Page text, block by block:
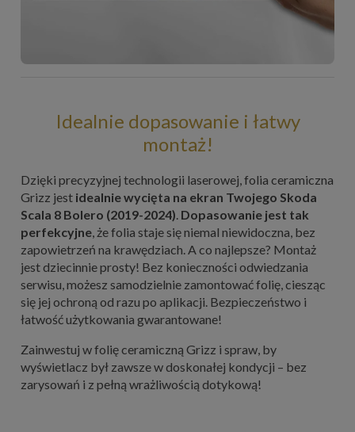
Idealnie dopasowanie i łatwy
montaż!
Dzięki precyzyjnej technologii laserowej, folia ceramiczna
Grizz jest idealnie wycięta na ekran Twojego Skoda
Scala 8 Bolero (2019-2024) Dopasowanie jest tak
perfekcyjne , że folia staje się niemal niewidoczna, bez
zapowietrzeń na krawędziach. A co najlepsze? Montaż
jest dziecinnie prosty! Bez konieczności odwiedzania
serwisu, możesz samodzielnie zamontować folię, ciesząc
się jej ochroną od razu po aplikacji. Bezpieczeństwo i
łatwość użytkowania gwarantowane!
Zainwestuj w folię ceramiczną Grizz i spraw, by
wyświetlacz był zawsze w doskonałej kondycji – bez
zarysowań i z pełną wrażliwością dotykową!